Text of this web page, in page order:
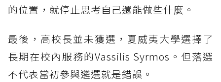
的位置，就停止思考自己還能做些什麼。
最後，高校長並未獲選，夏威夷大學選擇了
長期在校內服務的Vassilis Syrmos。但落選
不代表當初參與遴選就是錯誤。